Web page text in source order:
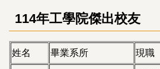
114年工學院傑出校友
姓名 畢業系所 現職